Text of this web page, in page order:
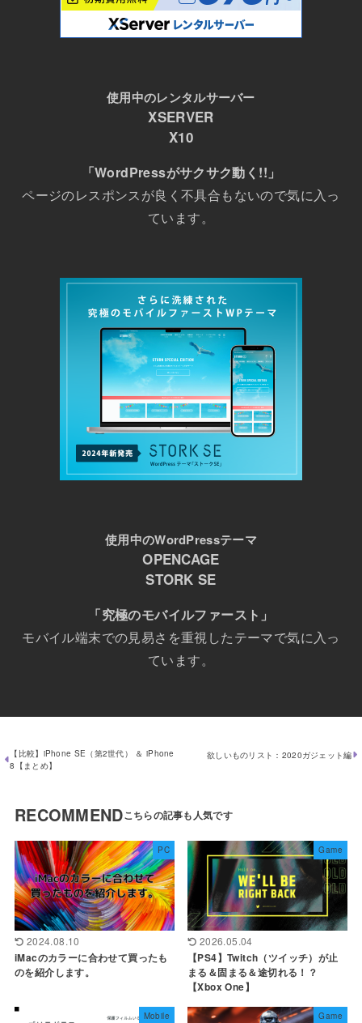
使用中のレンタルサーバー
XSERVER
X10
「WordPressがサクサク動く!!」
ページのレスポンスが良く不具合もないので気に入っ
ています。
使用中のWordPressテーマ
OPENCAGE
STORK SE
「究極のモバイルファースト」
モバイル端末での見易さを重視したテーマで気に入っ
ています。
【比較】iPhone SE（第2世代） ＆ iPhone
8【まとめ】
欲しいものリスト：2020ガジェット編
RECOMMEND
PC
2024.08.10
iMacのカラーに合わせて買ったも
のを紹介します。
Game
2026.05.04
【PS4】Twitch（ツイッチ）が止
まる＆固まる＆途切れる！？
【Xbox One】
Mobile Game